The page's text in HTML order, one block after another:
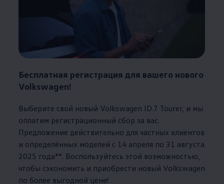
Бесплатная регистрация для вашего нового
Volkswagen!
Выберите свой новый Volkswagen ID.7 Tourer, и мы
оплатим регистрационный сбор за вас.
Предложение действительно для частных клиентов
и определённых моделей с 14 апреля по 31 августа
2025 года**. Воспользуйтесь этой возможностью,
чтобы сэкономить и приобрести новый Volkswagen
по более выгодной цене!